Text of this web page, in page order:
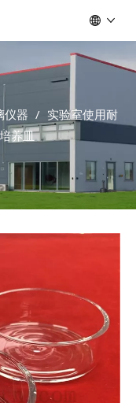
仪器 / 实验室使用耐
养皿